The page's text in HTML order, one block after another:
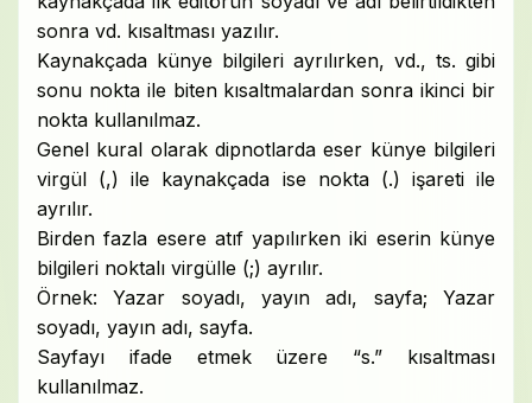
sonra vd. kısaltması yazılır.
Kaynakçada künye bilgileri ayrılırken, vd., ts. gibi
sonu nokta ile biten kısaltmalardan sonra ikinci bir
nokta kullanılmaz.
Genel kural olarak dipnotlarda eser künye bilgileri
virgül (,) ile kaynakçada ise nokta (.) işareti ile
ayrılır.
Birden fazla esere atıf yapılırken iki eserin künye
bilgileri noktalı virgülle (;) ayrılır.
Örnek: Yazar soyadı, yayın adı, sayfa; Yazar
soyadı, yayın adı, sayfa.
Sayfayı ifade etmek üzere “s.” kısaltması
kullanılmaz.